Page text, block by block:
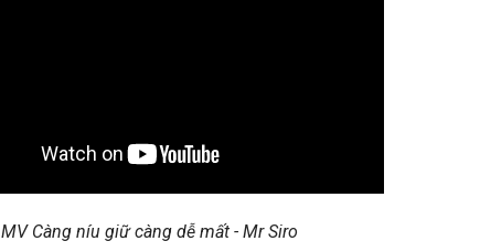
MV Càng níu giữ càng dễ mất - Mr Siro